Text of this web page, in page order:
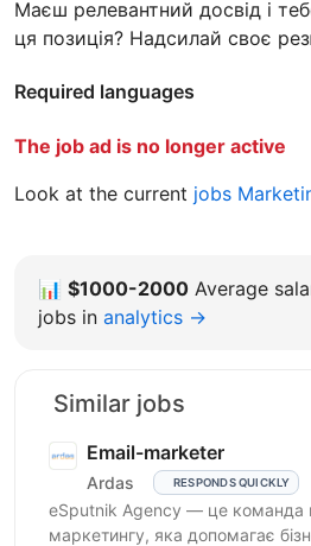
Маєш релевантний досвід і
ця позиція? Надсилай своє
Required languages
The job ad is no longer active
Look at the current jobs
📊 $1000-2000 Average
jobs in analytics →
Similar jobs
Email-marketer
Ardas RESPONDS QUICKLY
eSputnik Agency — це команда
маркетингу, яка допомагає